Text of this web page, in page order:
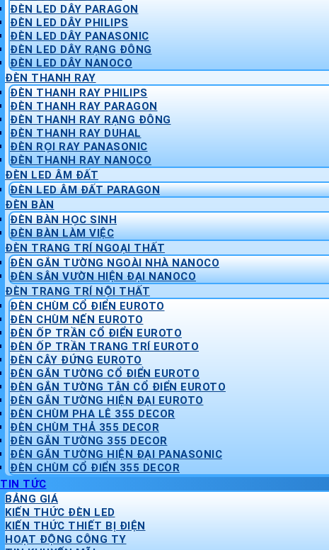
ĐÈN LED DÂY PARAGON
ĐÈN LED DÂY PHILIPS
ĐÈN LED DÂY PANASONIC
ĐÈN LED DÂY RẠNG ĐÔNG
ĐÈN LED DÂY NANOCO
ĐÈN THANH RAY
ĐÈN THANH RAY PHILIPS
ĐÈN THANH RAY PARAGON
ĐÈN THANH RAY RẠNG ĐÔNG
ĐÈN THANH RAY DUHAL
ĐÈN RỌI RAY PANASONIC
ĐÈN THANH RAY NANOCO
ĐÈN LED ÂM ĐẤT
ĐÈN LED ÂM ĐẤT PARAGON
ĐÈN BÀN
ĐÈN BÀN HỌC SINH
ĐÈN BÀN LÀM VIỆC
ĐÈN TRANG TRÍ NGOẠI THẤT
ĐÈN GẮN TƯỜNG NGOÀI NHÀ NANOCO
ĐÈN SÂN VƯỜN HIỆN ĐẠI NANOCO
ĐÈN TRANG TRÍ NỘI THẤT
ĐÈN CHÙM CỔ ĐIỂN EUROTO
ĐÈN CHÙM NẾN EUROTO
ĐÈN ỐP TRẦN CỔ ĐIỂN EUROTO
ĐÈN ỐP TRẦN TRANG TRÍ EUROTO
ĐÈN CÂY ĐỨNG EUROTO
ĐÈN GẮN TƯỜNG CỔ ĐIỂN EUROTO
ĐÈN GẮN TƯỜNG TÂN CỔ ĐIỂN EUROTO
ĐÈN GẮN TƯỜNG HIỆN ĐẠI EUROTO
ĐÈN CHÙM PHA LÊ 355 DECOR
ĐÈN CHÙM THẢ 355 DECOR
ĐÈN GẮN TƯỜNG 355 DECOR
ĐÈN GẮN TƯỜNG HIỆN ĐẠI PANASONIC
ĐÈN CHÙM CỔ ĐIỂN 355 DECOR
TIN TỨC
BẢNG GIÁ
KIẾN THỨC ĐÈN LED
KIẾN THỨC THIẾT BỊ ĐIỆN
HOẠT ĐỘNG CÔNG TY